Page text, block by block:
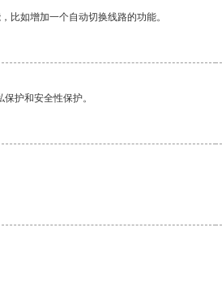
比如增加一个自动切换线路的功能。
护和安全性保护。